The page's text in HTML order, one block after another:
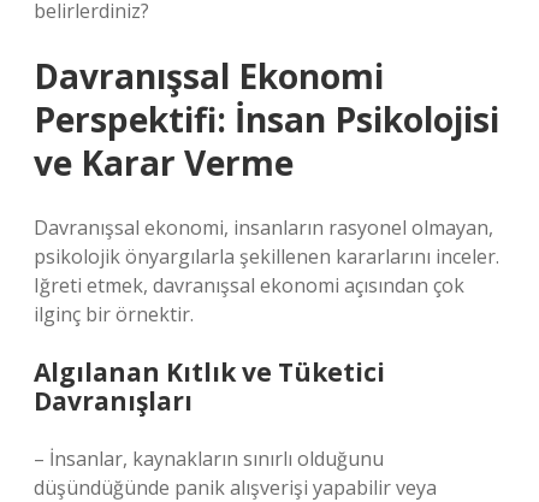
belirlerdiniz?
Davranışsal Ekonomi
Perspektifi: İnsan Psikolojisi
ve Karar Verme
Davranışsal ekonomi, insanların rasyonel olmayan,
psikolojik önyargılarla şekillenen kararlarını inceler.
Iğreti etmek, davranışsal ekonomi açısından çok
ilginç bir örnektir.
Algılanan Kıtlık ve Tüketici
Davranışları
– İnsanlar, kaynakların sınırlı olduğunu
düşündüğünde panik alışverişi yapabilir veya